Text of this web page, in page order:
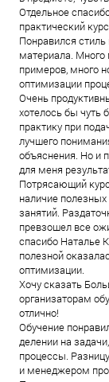
Отдельное
практический
Понравился
материала. Много
примеров, много
оптимизации
Очень
хотелось бы чуть
практику при
лучшего
объяснения. Но и
для меня
Потрясающий
наличие
занятий.
превзошел все
спасибо Наталье
полезной
оптимизации.
Хочу сказать
организаторам
отлично!
Обучение
делении на
процессы.
и менеджером